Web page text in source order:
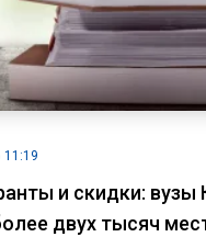
11:19
и скидки: вузы
двух тысяч